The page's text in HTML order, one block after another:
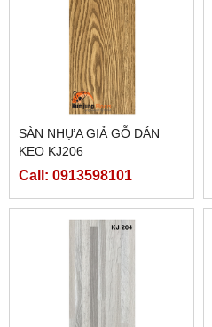
SÀN NHỰA GIẢ GỖ DÁN
KEO KJ206
Call: 0913598101